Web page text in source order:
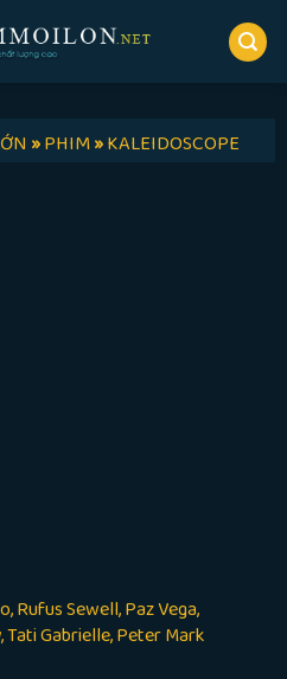
»PHIM»KALEIDOSCOPE
Rufus Sewell, Paz Vega,
Tati Gabrielle, Peter Mark